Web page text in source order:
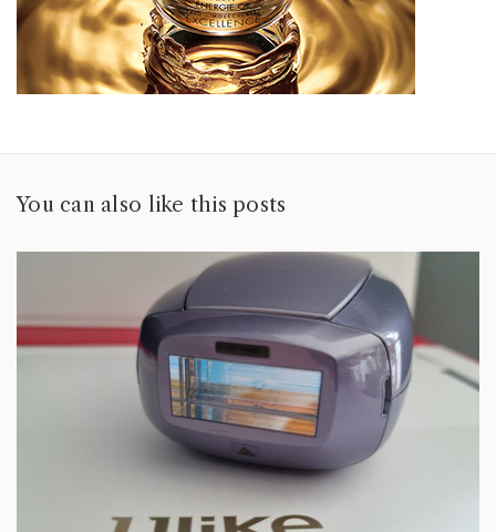
You can also like this posts